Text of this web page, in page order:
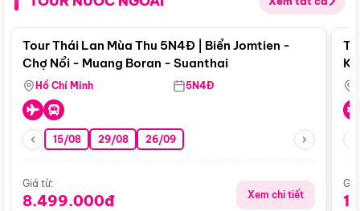
Điểm nổi bật
Tour Thái Lan Mùa Thu 5N4Đ | Biển Jomtien -
Chợ Nổi - Muang Boran - Suanthai
Hồ Chí Minh 5N4Đ
15/08 29/08 26/09
Giá từ:
8.499.000đ Xem chi tiết